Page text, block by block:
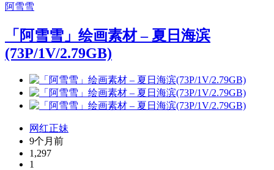
阿雪雪
「阿雪雪」绘画素材 – 夏日海滨
(73P/1V/2.79GB)
网红正妹
9个月前
1,297
1